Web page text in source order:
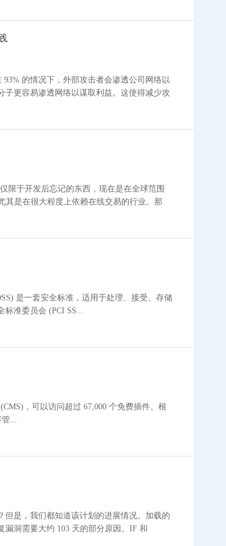
的情况下，外部攻击者会渗透公司网络以
子更容易渗透网络以谋取利益。这使得减少攻
限于开发后忘记的东西，现在是在全球范围
其是在很大程度上依赖在线交易的行业。那
是一套安全标准，适用于处理、接受、存储
标准委员会 (PCI SS...
，可以访问超过 67,000 个免费插件。根
管...
是，我们都知道该计划的进展情况。加载的
洞需要大约 103 天的部分原因。IF 和